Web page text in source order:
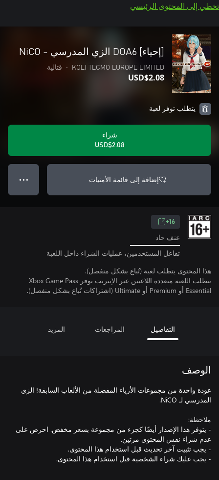
تخطي إلى المحتوى الرئيسي
[إحياء] DOA6 الزي المدرسي - NiCO
KOEI TECMO EUROPE LIMITED
• قتالية
USD$2.08
يتطلب توفر لعبة
شراء
USD$2.08
إضافة إلى قائمة الأمنيات ● ● ●
16+
عنف حاد
تفاعل المستخدمين، عمليات الشراء داخل اللعبة
هذا المحتوى يتطلب لعبة (تُباع بشكل منفصل).
تتطلب اللعبة متعددة اللاعبين عبر الإنترنت توفر Xbox Game Pass
Essential أو Premium أو Ultimate (اشتراكات تُباع بشكل منفصل).
التفاصيل المراجعات المزيد
الوصف
عودة واحدة من مجموعات الأزياء المفضلة من الألعاب السابقة! الزي
- يتوفر هذا الإصدار أيضًا كجزء من مجموعة بسعر مخفض. احرص على
- يجب عليك شراء الشخصية قبل استخدام هذا المحتوى.